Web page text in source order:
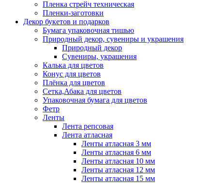
Пленка стрейч техническая
Пленки-заготовки
Декор букетов и подарков
Бумага упаковочная тишью
Природный декор, сувениры и украшения
Природный декор
Сувениры, украшения
Калька для цветов
Конус для цветов
Плёнка для цветов
Сетка,Абака для цветов
Упаковочная бумага для цветов
Фетр
Ленты
Лента репсовая
Лента атласная
Ленты атласная 3 мм
Ленты атласная 6 мм
Ленты атласная 10 мм
Ленты атласная 12 мм
Ленты атласная 15 мм